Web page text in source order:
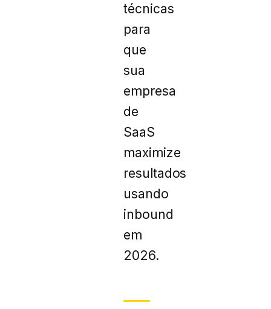
técnicas
para
que
sua
empresa
de
SaaS
maximize
resultados
usando
inbound
em
2026.